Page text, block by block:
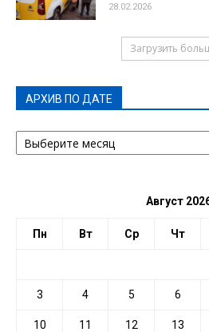
28.02.2026
Загрузить
АРХИВ ПО ДАТЕ
АРХИВ
ПО
Август
Пн Вт Ср Чт
3 4 5 6
10 11 12 13